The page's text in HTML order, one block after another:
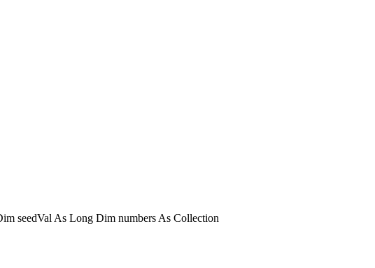
seedVal As Long Dim numbers As Collection